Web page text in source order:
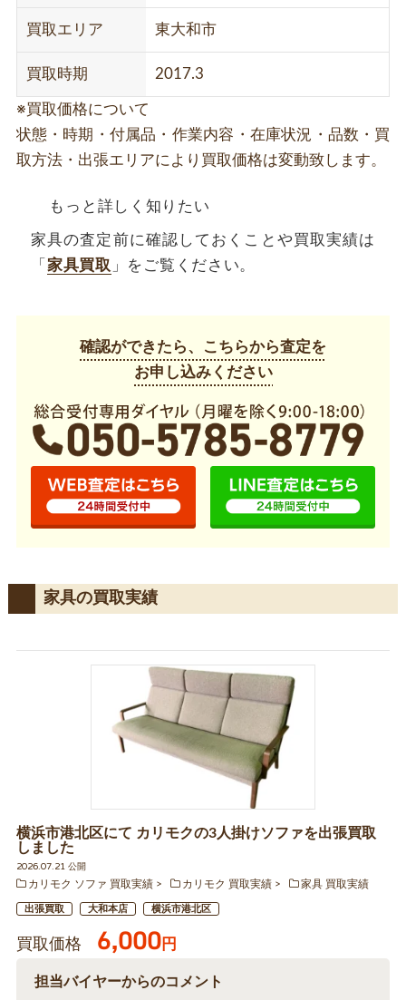
買取エリア 東大和市
買取時期 2017.3
※買取価格について
状態・時期・付属品・作業内容・在庫状況・品数・買
取方法・出張エリアにより買取価格は変動致します。
もっと詳しく知りたい
家具の査定前に確認しておくことや買取実績は
「 家具買取 」をご覧ください。
確認ができたら、こちらから査定を
お申し込みください
家具の買取実績
横浜市港北区にて カリモクの3人掛けソファを出張買取
しました
2026.07.21 公開
カリモク ソファ 買取実績
カリモク 買取実績 家具 買取実績
出張買取 大和本店 横浜市港北区
買取価格 6,000円
担当バイヤーからのコメント